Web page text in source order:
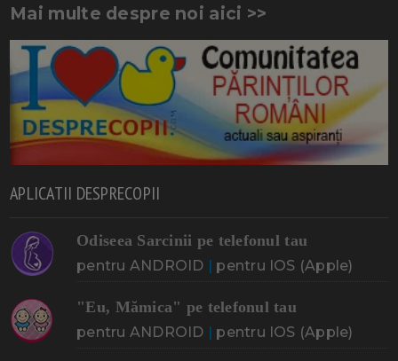
Mai multe despre noi aici >>
APLICATII DESPRECOPII
Odiseea Sarcinii pe telefonul tau
pentru ANDROID pentru IOS (Apple)
"Eu, Mămica" pe telefonul tau
pentru ANDROID pentru IOS (Apple)